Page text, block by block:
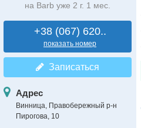
на Barb уже 2 г. 1 мес.
+38 (067) 620..
показать номер
Записаться
Адрес
Винница, Правобережный р-н
Пирогова, 10